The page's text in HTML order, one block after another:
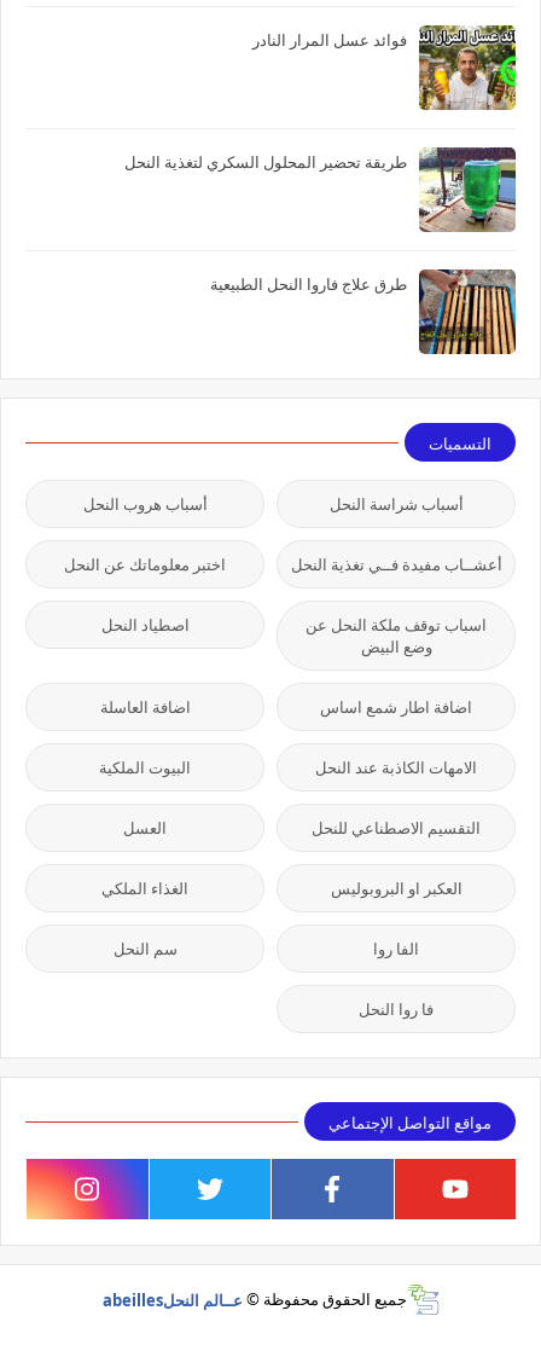
فوائد عسل المرار النادر
طريقة تحضير المحلول السكري لتغذية النحل
طرق علاج فاروا النحل الطبيعية
التسميات
أسباب شراسة النحل أسباب هروب النحل
أعشــاب مفيدة فــي تغذية النحل اختبر معلوماتك عن النحل
اسباب توقف ملكة النحل عن
وضع البيض
اصطياد النحل
اضافة اطار شمع اساس اضافة العاسلة
الامهات الكاذبة عند النحل البيوت الملكية
التقسيم الاصطناعي للنحل العسل
العكبر او البروبوليس الغذاء الملكي
الفا روا سم النحل
فا روا النحل
مواقع التواصل الإجتماعي
جميع الحقوق محفوظة ©عــالم النحلabeilles